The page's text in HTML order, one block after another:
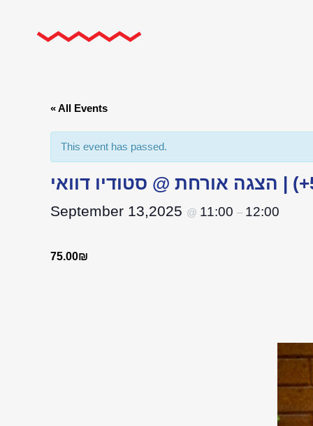
« All Events
This event has passed.
September 13,2025 @ 11:00 – 12:00
75.00₪